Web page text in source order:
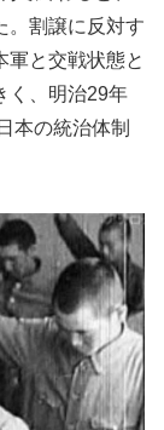
。割譲に反対す
軍と交戦状態と
く、明治29年
本の統治体制